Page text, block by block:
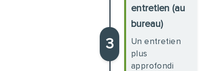
3
entretien (au
bureau)
Un entretien
plus
approfondi